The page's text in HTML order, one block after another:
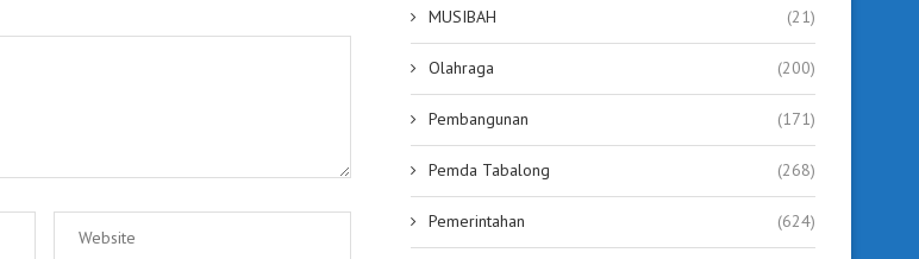
MUSIBAH (21)
Olahraga (200)
Pembangunan (171)
Pemda Tabalong (268)
Pemerintahan (624)